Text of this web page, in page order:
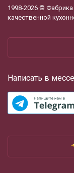
1998-2026 ©
качественной
Написать в